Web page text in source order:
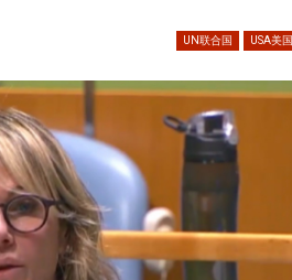
UN联合国 USA美国